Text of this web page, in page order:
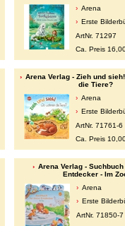
Arena
Erste
ArtNr. 71297
Ca. Preis
Arena Verlag - Zieh und
die Tiere?
Arena
Erste
ArtNr. 71761-6
Ca. Preis
Arena Verlag -
Entdecker - Im
Arena
Erste
ArtNr. 71850-7